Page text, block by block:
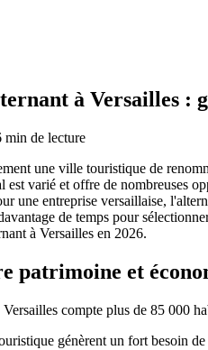
à Versailles :
min de lecture
une ville touristique de
est varié et offre de nombreuses
une entreprise versaillaise,
de temps pour
à Versailles en 2026.
patrimoine et
compte plus de 85 000
génèrent un fort besoin